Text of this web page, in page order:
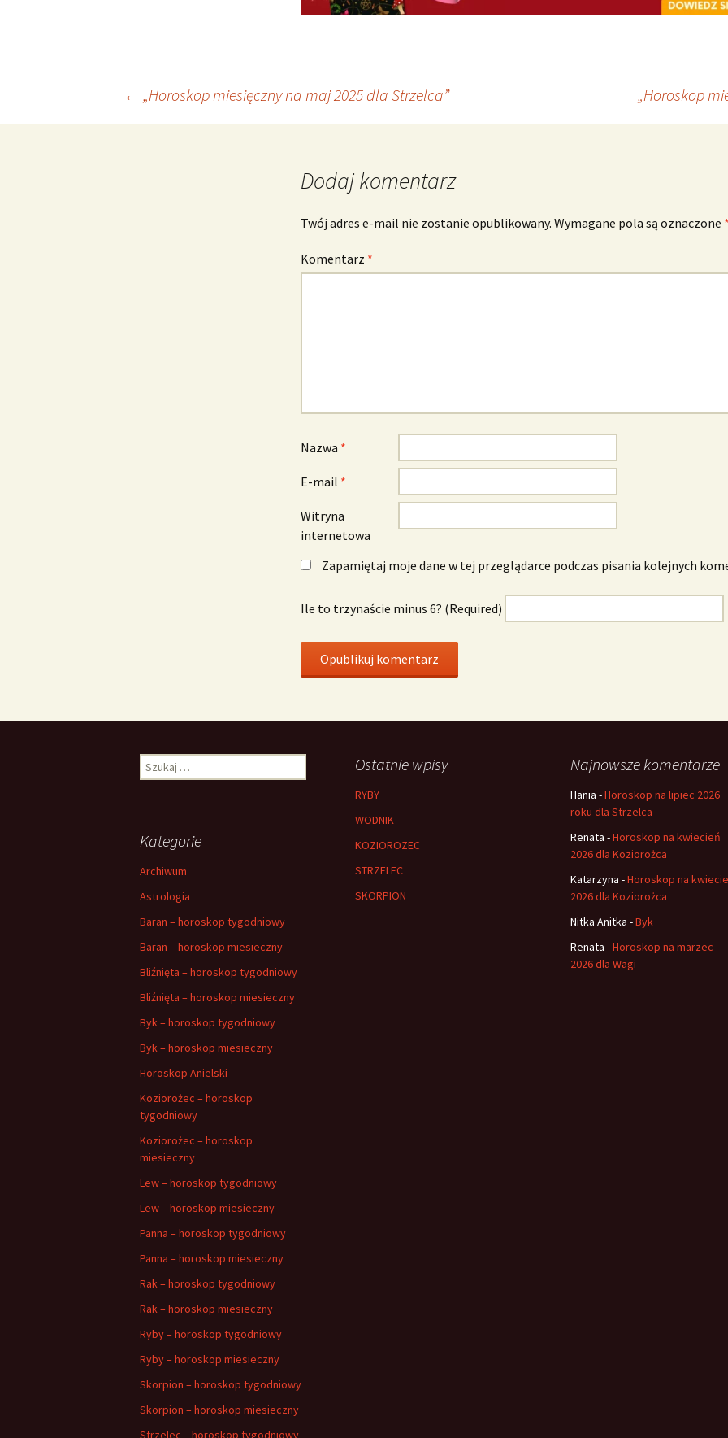
Nawigacja
← „Horoskop miesięczny na maj 2025 dla Strzelca” „Horoskop
Dodaj komentarz
Twój adres e-mail nie zostanie opublikowany. Wymagane pola są oznaczone *
Komentarz *
Nazwa *
E-mail *
Witryna
internetowa
Zapamiętaj moje dane w tej przeglądarce podczas pisania kolejnych
Ile to trzynaście minus 6? (Required)
Szukaj: Ostatnie wpisy
RYBY
WODNIK
KOZIOROZEC
STRZELEC
SKORPION
Najnowsze komentarze
Hania -Horoskop na lipiec 2026
roku dla Strzelca
Renata -Horoskop na kwiecień
2026 dla Koziorożca
Katarzyna -Horoskop na
2026 dla Koziorożca
Nitka Anitka -Byk
Renata -Horoskop na marzec
2026 dla Wagi
Kategorie
Archiwum
Astrologia
Baran – horoskop tygodniowy
Baran – horoskop miesieczny
Bliźnięta – horoskop tygodniowy
Bliźnięta – horoskop miesieczny
Byk – horoskop tygodniowy
Byk – horoskop miesieczny
Horoskop Anielski
Koziorożec – horoskop
tygodniowy
Koziorożec – horoskop
miesieczny
Lew – horoskop tygodniowy
Lew – horoskop miesieczny
Panna – horoskop tygodniowy
Panna – horoskop miesieczny
Rak – horoskop tygodniowy
Rak – horoskop miesieczny
Ryby – horoskop tygodniowy
Ryby – horoskop miesieczny
Skorpion – horoskop tygodniowy
Skorpion – horoskop miesieczny
Strzelec – horoskop tygodniowy